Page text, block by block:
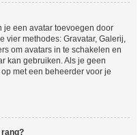
je een avatar toevoegen door
vier methodes: Gravatar, Galerij,
om avatars in te schakelen en
kan gebruiken. Als je geen
met een beheerder voor je